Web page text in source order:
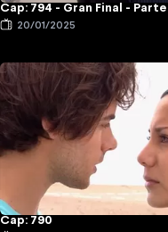
Cap: 794 - Gran Final - Parte I
20/01/2025
Cap: 790